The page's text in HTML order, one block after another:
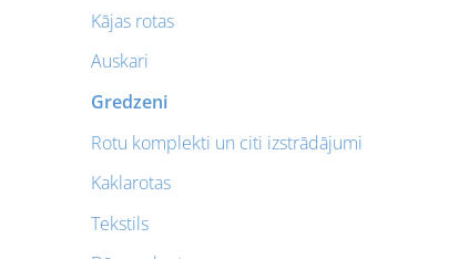
Kājas rotas
Auskari
Gredzeni
Rotu komplekti un citi izstrādājumi
Kaklarotas
Tekstils